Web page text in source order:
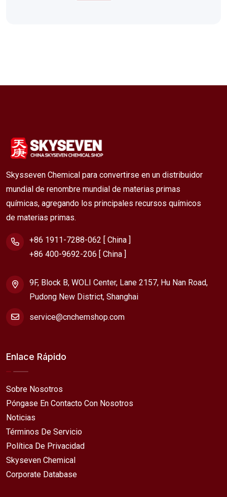
Skysseven Chemical para convertirse en un distribuidor
mundial de renombre mundial de materias primas
químicas, agregando los principales recursos químicos
de materias primas.
+86 1911-7288-062 [ China ]
+86 400-9692-206 [ China ]
9F, Block B, WOLI Center, Lane 2157, Hu Nan Road,
Pudong New District, Shanghai
service@cnchemshop.com
Enlace Rápido
Sobre Nosotros
Póngase En Contacto Con Nosotros
Noticias
Términos De Servicio
Política De Privacidad
Skyseven Chemical
Corporate Database